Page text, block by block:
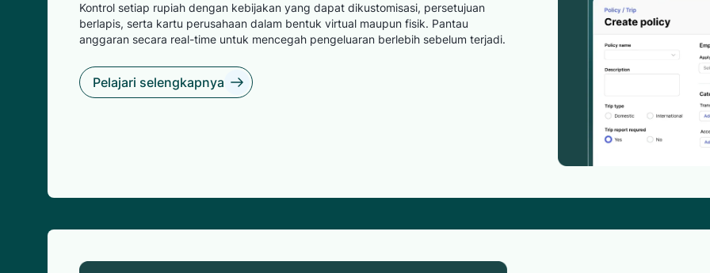
Kontrol setiap rupiah dengan kebijakan yang dapat dikustomisasi, persetujuan
berlapis, serta kartu perusahaan dalam bentuk virtual maupun fisik. Pantau
anggaran secara real-time untuk mencegah pengeluaran berlebih sebelum terjadi.
Pelajari selengkapnya